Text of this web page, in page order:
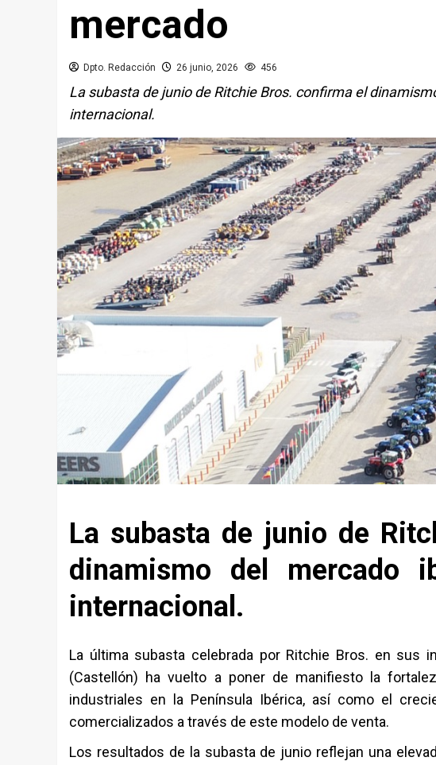
mercado
Dpto. Redacción 26 junio, 2026 456
La subasta de junio de Ritchie Bros. confirma el
internacional.
La subasta de junio de
dinamismo del mercado
internacional.
La última subasta celebrada por Ritchie Bros. en sus
(Castellón) ha vuelto a poner de manifiesto la
industriales en la Península Ibérica, así como el
comercializados a través de este modelo de venta.
Los resultados de la subasta de junio reflejan una